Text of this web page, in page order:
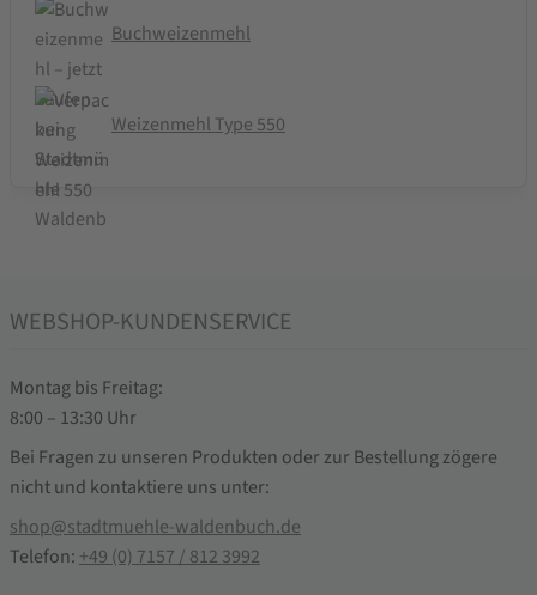
Buchweizenmehl
Weizenmehl Type 550
WEBSHOP-KUNDENSERVICE
Montag bis Freitag:
8:00 – 13:30 Uhr
Bei Fragen zu unseren Produkten oder zur Bestellung zögere
nicht und kontaktiere uns unter:
shop@stadtmuehle-waldenbuch.de
Telefon: +49 (0) 7157 / 812 3992